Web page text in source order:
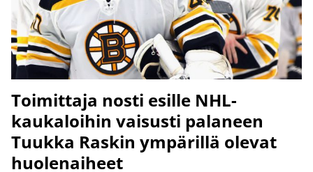
Toimittaja nosti esille NHL-
kaukaloihin vaisusti palaneen
Tuukka Raskin ympärillä olevat
huolenaiheet